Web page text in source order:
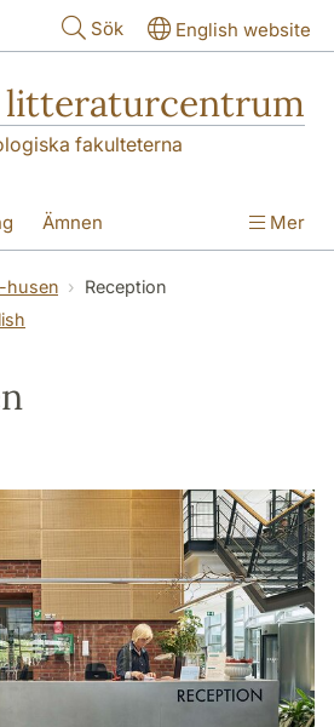
Sök English website
litteraturcentrum
fakulteterna
Ämnen
Institutionen
Mer
husen
Reception